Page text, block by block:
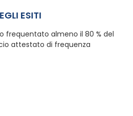
ESITI
frequentato almeno il 80 % del
attestato di frequenza